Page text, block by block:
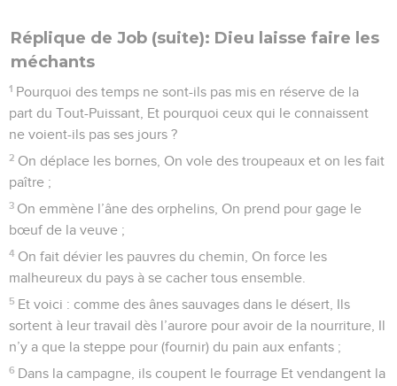
Réplique de Job (suite): Dieu laisse faire les
méchants
1 Pourquoi des temps ne sont-ils pas mis en réserve de la
part du Tout-Puissant, Et pourquoi ceux qui le connaissent
ne voient-ils pas ses jours ?
2 On déplace les bornes, On vole des troupeaux et on les fait
paître ;
3 On emmène l’âne des orphelins, On prend pour gage le
bœuf de la veuve ;
4 On fait dévier les pauvres du chemin, On force les
malheureux du pays à se cacher tous ensemble.
5 Et voici : comme des ânes sauvages dans le désert, Ils
sortent à leur travail dès l’aurore pour avoir de la nourriture, Il
n’y a que la steppe pour (fournir) du pain aux enfants ;
6 Dans la campagne, ils coupent le fourrage Et vendangent la